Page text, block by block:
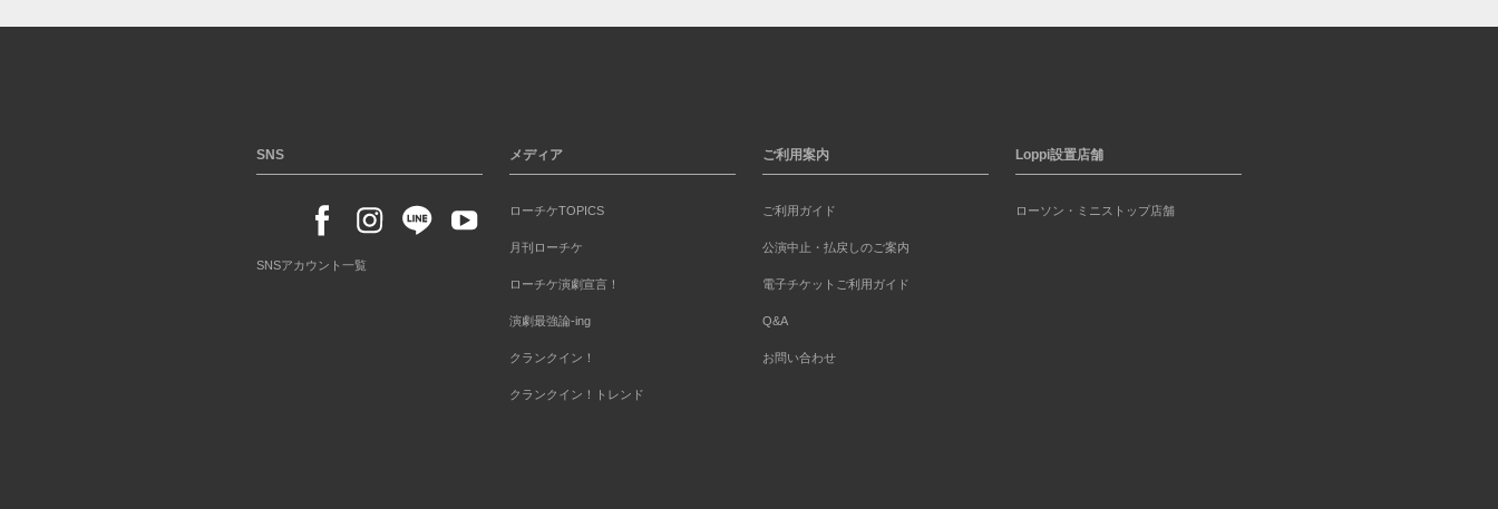
SNS
SNSアカウント一覧
メディア
ローチケTOPICS
月刊ローチケ
ローチケ演劇宣言！
演劇最強論-ing
クランクイン！
クランクイン！トレンド
ご利用案内
ご利用ガイド
公演中止・払戻しのご案内
電子チケットご利用ガイド
Q&A
お問い合わせ
Loppi設置店舗
ローソン・ミニストップ店舗